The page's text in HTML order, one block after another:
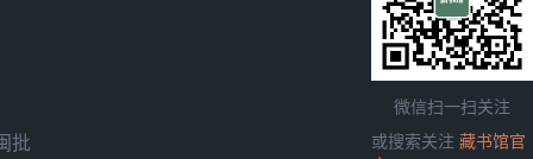
批
微信扫一扫关注
或搜索关注 藏书馆官